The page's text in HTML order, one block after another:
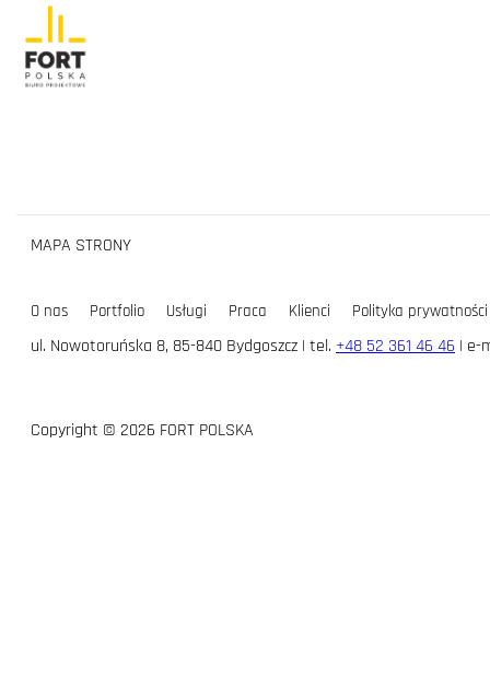
MAPA STRONY
O nas Portfolio Usługi Praca Klienci
Polityka prywatności
ul. Nowotoruńska 8, 85-840 Bydgoszcz | tel. +48 52 361 46 46 | e-
Copyright © 2026 FORT POLSKA